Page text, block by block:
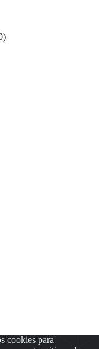
cookies para